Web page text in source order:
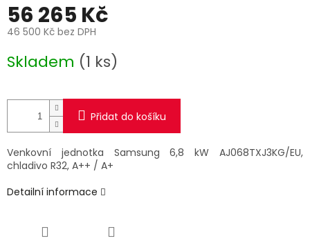
56 265 Kč
46 500 Kč bez DPH
cena:
Skladem (1 ks)
Přidat do košíku
Venkovní jednotka Samsung 6,8 kW AJ068TXJ3KG/EU,
chladivo R32, A++ / A+
Detailní informace